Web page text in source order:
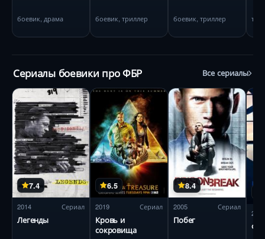
боевик, драма боевик, триллер боевик, триллер
Сериалы боевики про ФБР Все сериалы
7.4
2014 Сериал
Легенды
6.5
2019 Сериал
Кровь и
сокровища
8.4
2005 Сериал
Побег
2021